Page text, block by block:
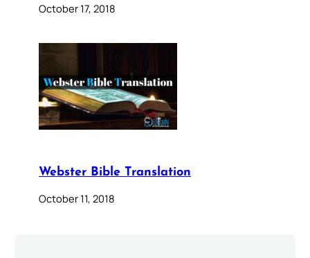
October 17, 2018
Webster Bible Translation
October 11, 2018